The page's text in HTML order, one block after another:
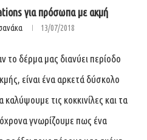
για πρόσωπα με ακμή
13/07/2018
δέρμα μας διανύει περίοδο
είναι ένα αρκετά δύσκολο
τις κοκκινίλες και τα
γνωρίζουμε πως ένα